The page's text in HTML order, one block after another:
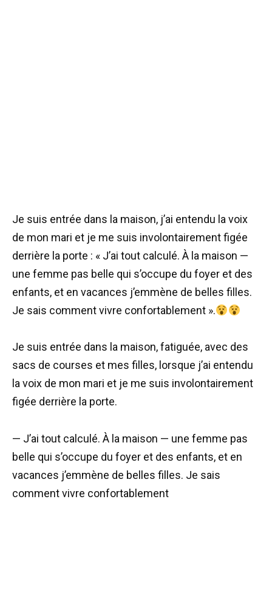
Je suis entrée dans la maison, j’ai entendu la voix
de mon mari et je me suis involontairement figée
derrière la porte : « J’ai tout calculé. À la maison —
une femme pas belle qui s’occupe du foyer et des
enfants, et en vacances j’emmène de belles filles.
Je sais comment vivre confortablement ».
Je suis entrée dans la maison, fatiguée, avec des
sacs de courses et mes filles, lorsque j’ai entendu
la voix de mon mari et je me suis involontairement
figée derrière la porte.
— J’ai tout calculé. À la maison — une femme pas
belle qui s’occupe du foyer et des enfants, et en
vacances j’emmène de belles filles. Je sais
comment vivre confortablement